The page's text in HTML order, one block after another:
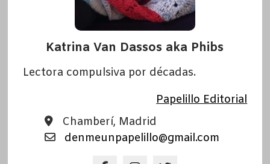
Katrina Van Dassos aka Phibs
Lectora compulsiva por décadas.
Papelillo Editorial
Chamberí, Madrid
denmeunpapelillo@gmail.com